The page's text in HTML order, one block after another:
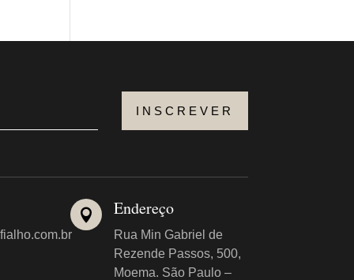
INSCREVER
 Endereço
Rua Min Gabriel de
Rezende Passos, 500,
Moema. São Paulo –